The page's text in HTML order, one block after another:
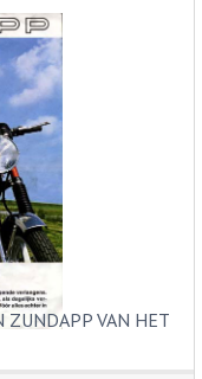
VAN HET